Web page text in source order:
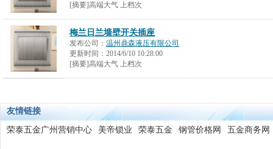
[摘要]高端大气 上档次
梅兰日兰墙壁开关插座
发布公司： 温州鼎森液压有限公司
更新时间： 2014/6/10 10:28:00
[摘要]高端大气 上档次
友情链接
荣泰五金广州营销中心 美帝锁业 荣泰五金 钢管价格网 五金商务网